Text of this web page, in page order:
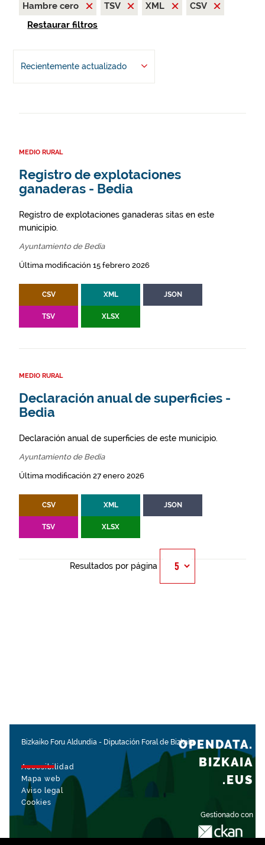
Hambre cero
TSV XML
CSV
Restaurar filtros
Recientemente actualizado
MEDIO RURAL
Registro de explotaciones
ganaderas - Bedia
Registro de explotaciones ganaderas sitas en este
municipio.
Ayuntamiento de Bedia
Última modificación 15 febrero 2026
CSV XML JSON
TSV XLSX
MEDIO RURAL
Declaración anual de superficies -
Bedia
Declaración anual de superficies de este municipio.
Ayuntamiento de Bedia
Última modificación 27 enero 2026
CSV XML JSON
TSV XLSX
Resultados por página
Bizkaiko Foru Aldundia - Diputación Foral de Bizkaia
Accesibilidad
Mapa web
Aviso legal
Cookies
Gestionado con
OPENDATA.
BIZKAIA
.EUS